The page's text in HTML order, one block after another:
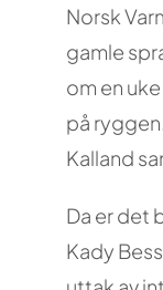
Norsk
gamle
om en
på
Kalland
Da er det
Kady